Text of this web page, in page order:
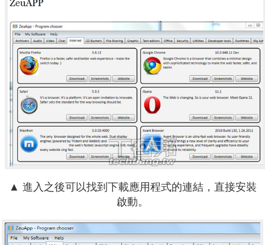
▲ 進入之後可以找到下載應用程式的連結，直接安裝
啟動。